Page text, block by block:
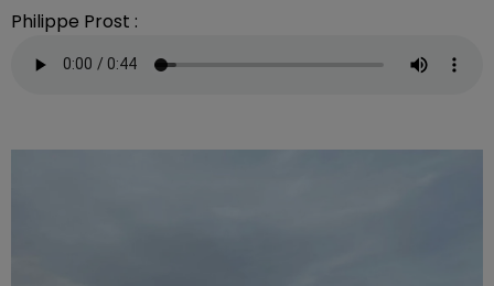
Philippe Prost :